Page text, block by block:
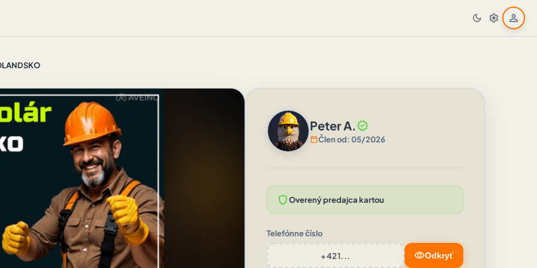
dark_mode settings person
Peter A.verified
calendar_todayČlen od: 05/2026
shieldOverený predajca kartou
Telefónne číslo
+421... visibilityOdkryť